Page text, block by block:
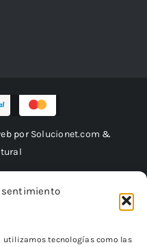
utilizamos tecnologías como las
por Solucionet.com &